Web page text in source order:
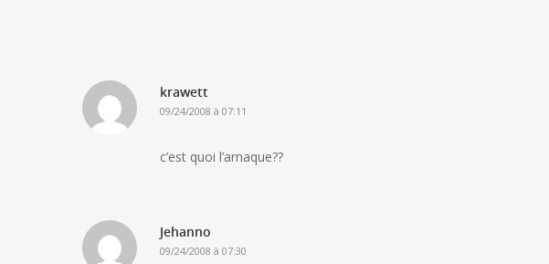
krawett
09/24/2008 à 07:11
c’est quoi l’arnaque??
Jehanno
09/24/2008 à 07:30